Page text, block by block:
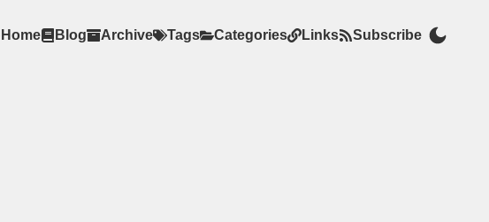
Home Blog Archive Tags Categories Links Subscribe